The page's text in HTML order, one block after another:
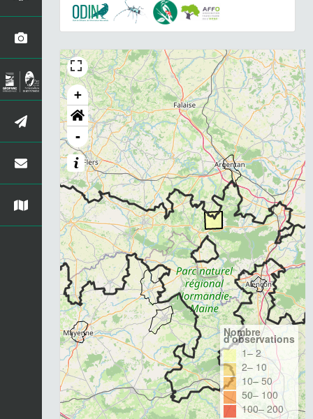
+
-
Nombre
d'observations
1– 2
2– 10
10– 50
50– 100
100– 200